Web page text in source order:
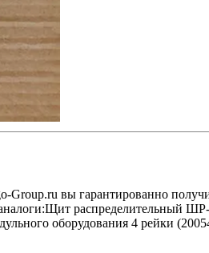
вы гарантированно
распределительный
оборудования 4 рейки